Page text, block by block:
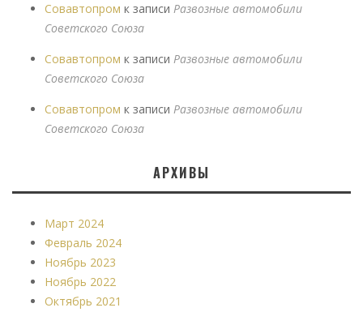
Совавтопром к записи Развозные автомобили
Советского Союза
Совавтопром к записи Развозные автомобили
Советского Союза
Совавтопром к записи Развозные автомобили
Советского Союза
АРХИВЫ
Март 2024
Февраль 2024
Ноябрь 2023
Ноябрь 2022
Октябрь 2021